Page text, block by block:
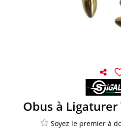
Obus à
Soyez le premier à